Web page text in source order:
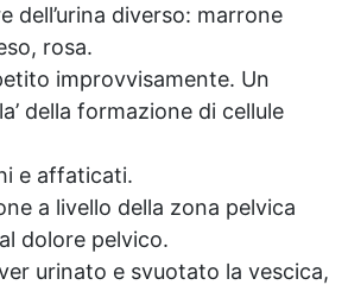
dell’urina diverso: marrone
rosa.
improvvisamente. Un
della formazione di cellule
e affaticati.
a livello della zona pelvica
dolore pelvico.
urinato e svuotato la vescica,